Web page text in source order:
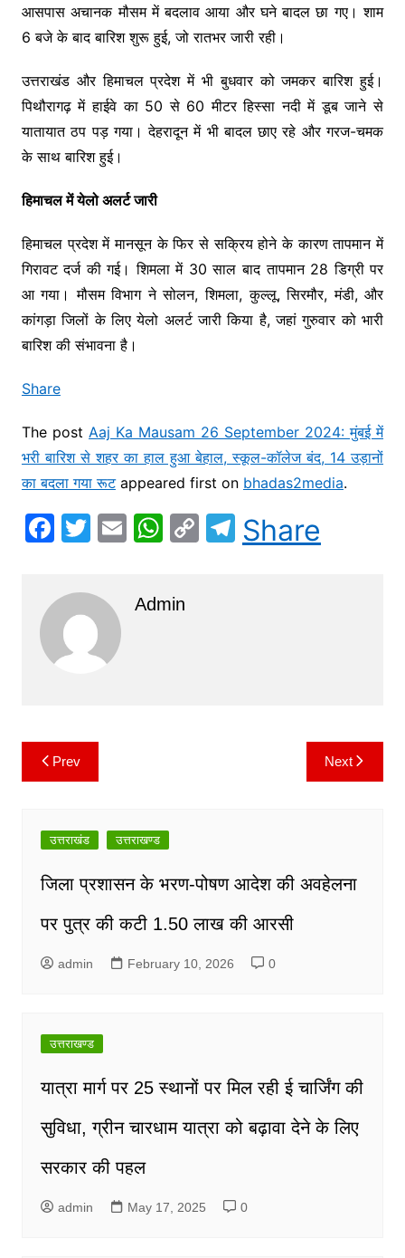
आसपास अचानक मौसम में बदलाव आया और घने बादल छा गए। शाम
6 बजे के बाद बारिश शुरू हुई, जो रातभर जारी रही।
उत्तराखंड और हिमाचल प्रदेश में भी बुधवार को जमकर बारिश हुई।
पिथौरागढ़ में हाईवे का 50 से 60 मीटर हिस्सा नदी में डूब जाने से
यातायात ठप पड़ गया। देहरादून में भी बादल छाए रहे और गरज-चमक
के साथ बारिश हुई।
हिमाचल में येलो अलर्ट जारी
हिमाचल प्रदेश में मानसून के फिर से सक्रिय होने के कारण तापमान में
गिरावट दर्ज की गई। शिमला में 30 साल बाद तापमान 28 डिग्री पर
आ गया। मौसम विभाग ने सोलन, शिमला, कुल्लू, सिरमौर, मंडी, और
कांगड़ा जिलों के लिए येलो अलर्ट जारी किया है, जहां गुरुवार को भारी
बारिश की संभावना है।
Share
The post Aaj Ka Mausam 26 September 2024: मुंबई में
भरी बारिश से शहर का हाल हुआ बेहाल, स्कूल-कॉलेज बंद, 14 उड़ानों
का बदला गया रूटappeared first on bhadas2media.
F
c
e
b
o
T
itt
er
E W
s
C T
el
Share
Admin
Post
navigation
Prev Next
उत्तराखंड उत्तराखण्ड
जिला प्रशासन के भरण-पोषण आदेश की अवहेलना
पर पुत्र की कटी 1.50 लाख की आरसी
admin February 10, 2026 0
उत्तराखण्ड
यात्रा मार्ग पर 25 स्थानों पर मिल रही ई चार्जिंग की
सुविधा, ग्रीन चारधाम यात्रा को बढ़ावा देने के लिए
सरकार की पहल
admin May 17, 2025 0